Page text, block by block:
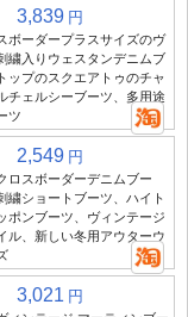
3,839 円
ボーダープラスサイズのヴ
繍入りウェスタンデニムブ
ップのスクエアトゥのチャ
チェルシーブーツ、多用途
ツ
2,549 円
ロスボーダーデニムブー
繍ショートブーツ、ハイト
ポンブーツ、ヴィンテージ
ル、新しい冬用アウターウ
3,021 円